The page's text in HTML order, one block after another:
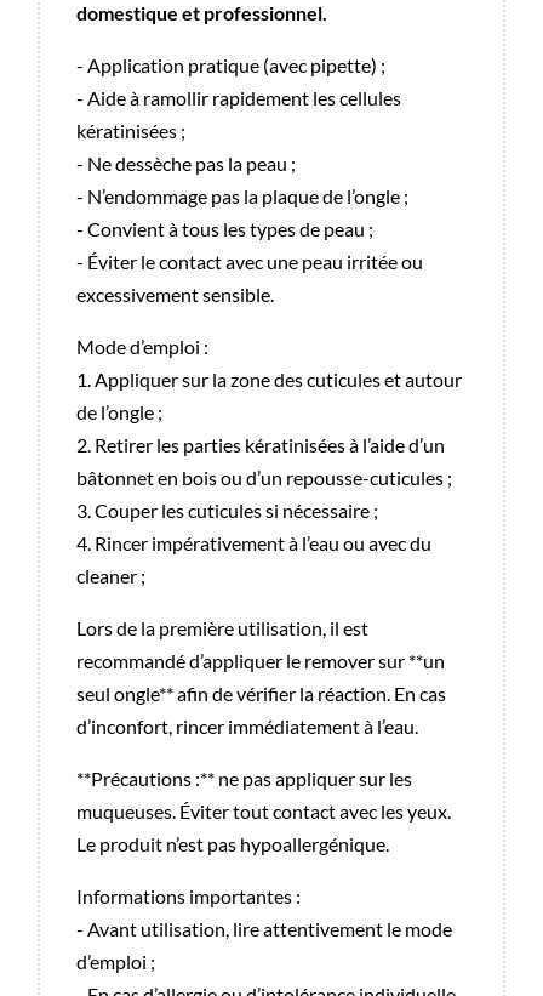
domestique et professionnel.
- Application pratique (avec pipette) ;
- Aide à ramollir rapidement les cellules
kératinisées ;
- Ne dessèche pas la peau ;
- N’endommage pas la plaque de l’ongle ;
- Convient à tous les types de peau ;
- Éviter le contact avec une peau irritée ou
excessivement sensible.
Mode d’emploi :
1. Appliquer sur la zone des cuticules et autour
de l’ongle ;
2. Retirer les parties kératinisées à l’aide d’un
bâtonnet en bois ou d’un repousse-cuticules ;
3. Couper les cuticules si nécessaire ;
4. Rincer impérativement à l’eau ou avec du
cleaner ;
Lors de la première utilisation, il est
recommandé d’appliquer le remover sur **un
seul ongle** afin de vérifier la réaction. En cas
d’inconfort, rincer immédiatement à l’eau.
**Précautions :** ne pas appliquer sur les
muqueuses. Éviter tout contact avec les yeux.
Le produit n’est pas hypoallergénique.
Informations importantes :
- Avant utilisation, lire attentivement le mode
d’emploi ;